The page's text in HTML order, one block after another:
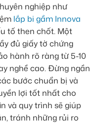
nghiệp như
lắp bi gầm Innova
tố then chốt. Một
đủ giấy tờ chứng
hành rõ ràng từ 5-10
nghề cao. Đừng ngần
bước chuẩn bị và
lợi tốt nhất cho
và quy trình sẽ giúp
tránh những rủi ro